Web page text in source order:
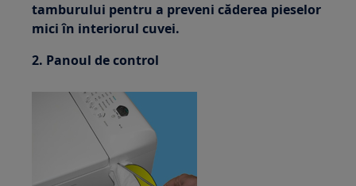
tamburului pentru a preveni căderea pieselor
mici în interiorul cuvei.
2. Panoul de control